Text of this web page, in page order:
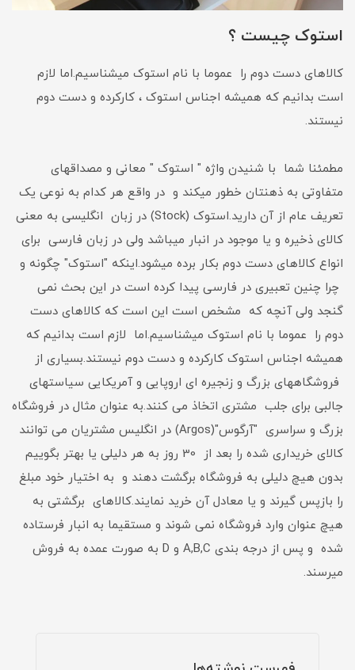
استوک چیست ؟
کالاهای دست دوم را عموما با نام استوک میشناسیم.اما لازم
است بدانیم که همیشه اجناس استوک ، کارکرده و دست دوم
نیستند.
مطمئنا شما با شنیدن واژه " استوک " معانی و مصداقهای
متفاوتی به ذهنتان خطور میکند و در واقع هر کدام به نوعی یک
تعریف عام از آن دارید.استوک (Stock) در زبان انگلیسی به معنی
کالای ذخیره و یا موجود در انبار میباشد ولی در زبان فارسی برای
انواع کالاهای دست دوم بکار برده میشود.اینکه "استوک" چگونه و
چرا چنین تعبیری در فارسی پیدا کرده است در این بحث نمی
گنجد ولی آنچه که مشخص است این است که کالاهای دست
دوم را عموما با نام استوک میشناسیم.اما لازم است بدانیم که
همیشه اجناس استوک کارکرده و دست دوم نیستند.بسیاری از
فروشگاههای بزرگ و زنجیره ای اروپایی و آمریکایی سیاستهای
جالبی برای جلب مشتری اتخاذ می کنند.به عنوان مثال در فروشگاه
بزرگ و سراسری "آرگوس"(Argos) در انگلیس مشتریان می توانند
کالای خریداری شده را بعد از 30 روز به هر دلیلی یا بهتر بگوییم
بدون هیچ دلیلی به فروشگاه برگشت دهند و به اختیار خود مبلغ
را بازپس گیرند و یا معادل آن خرید نمایند.کالاهای برگشتی به
هیچ عنوان وارد فروشگاه نمی شوند و مستقیما به انبار فرستاده
شده و پس از درجه بندی A,B,C و D به صورت عمده به فروش
میرسند.